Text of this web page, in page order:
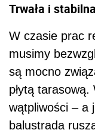
Trwała i
W czasie prac
musimy
są mocno
płytą
wątpliwości – a
balustrada